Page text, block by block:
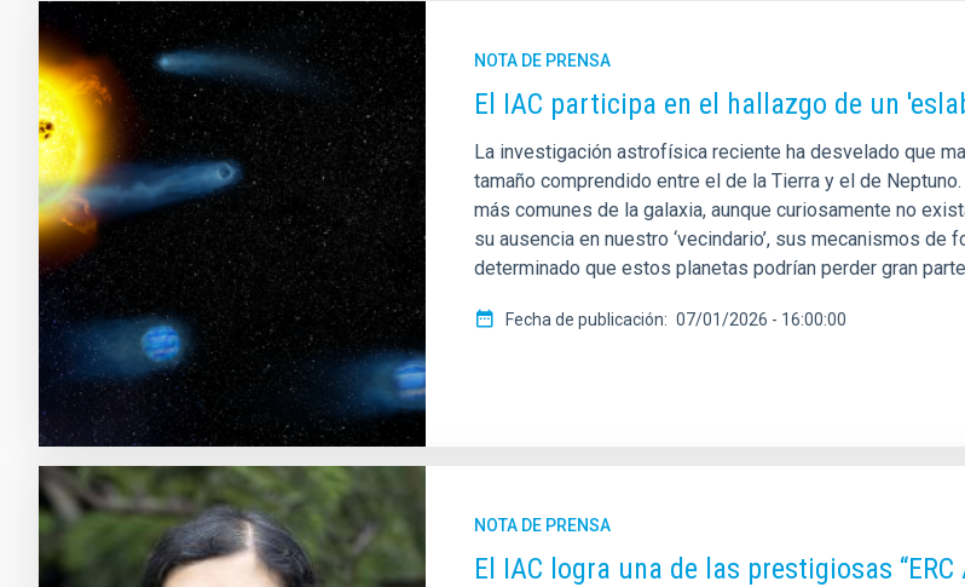
NOTA DE PRENSA
El IAC participa en el hallazgo de un
La investigación astrofísica reciente ha desvelado que
tamaño comprendido entre el de la Tierra y el de
más comunes de la galaxia, aunque curiosamente no
su ausencia en nuestro ‘vecindario’, sus mecanismos de
determinado que estos planetas podrían perder gran
Fecha de publicación 07/01/2026 - 16:00:00
NOTA DE PRENSA
El IAC logra una de las prestigiosas